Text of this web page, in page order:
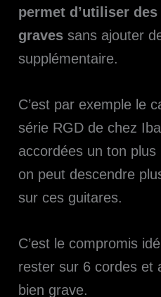
permet d’utiliser
graves sans ajouter
supplémentaire.
C’est par exemple le
série RGD de chez
accordées un ton plus
on peut descendre
sur ces guitares.
C’est le compromis
rester sur 6 cordes et
bien grave.